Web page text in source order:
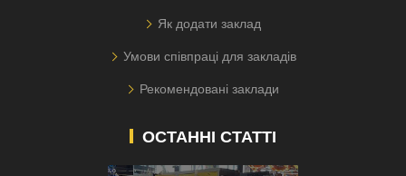
Як додати заклад
Умови співпраці для закладів
Рекомендовані заклади
ОСТАННІ СТАТТІ